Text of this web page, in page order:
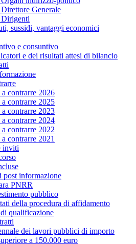
Generale
sussidi, vantaggi economici
e consuntivo
e dei risultati attesi di bilancio
contrarre 2026
contrarre 2025
contrarre 2023
contrarre 2024
contrarre 2022
contrarre 2021
inviti
post informazione
PNRR
pubblico
della procedura di affidamento
qualificazione
dei lavori pubblici di importo
a 150.000 euro